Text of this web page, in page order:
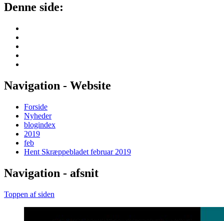
Denne side:
Navigation - Website
Forside
Nyheder
blogindex
2019
feb
Hent Skræppe­bladet februar 2019
Navigation - afsnit
Toppen af siden